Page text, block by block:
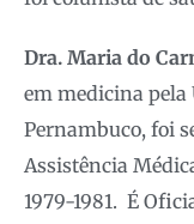
Dra. Maria do
em medicina pela
Pernambuco, foi
Assistência
1979-1981. É